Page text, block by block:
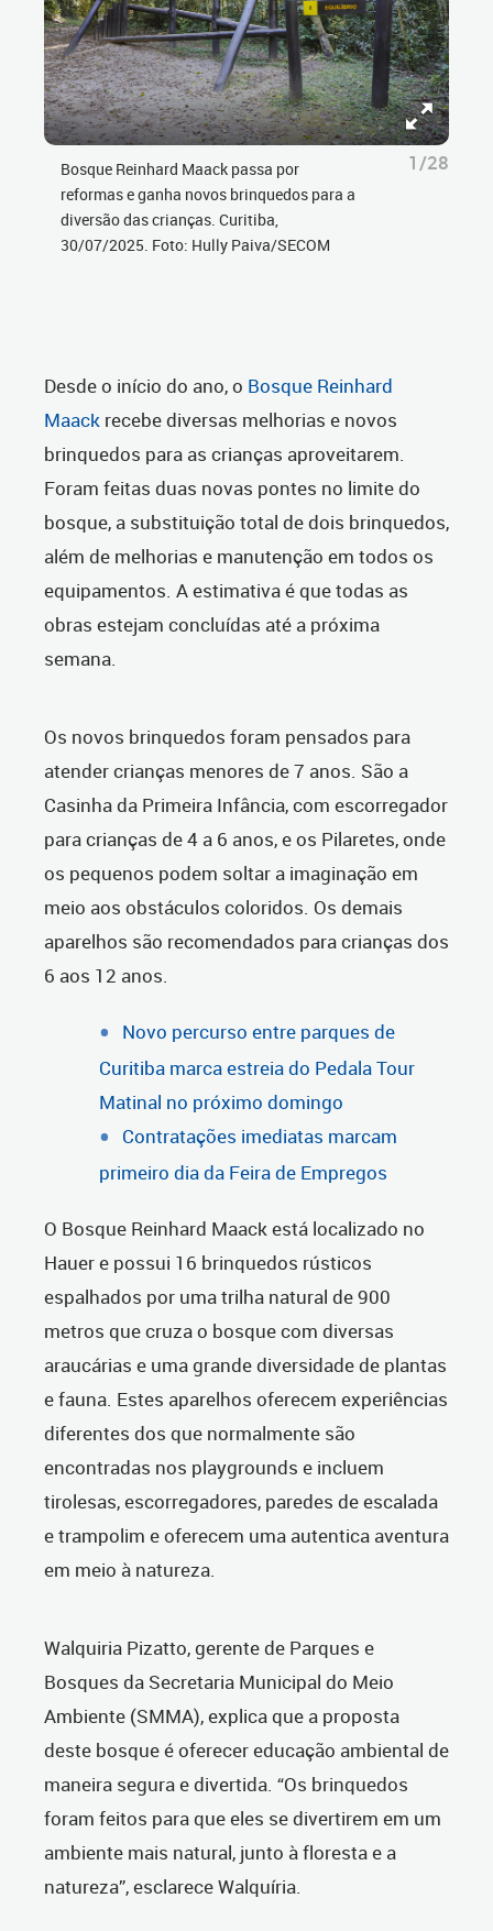
Bosque Reinhard Maack passa por
reformas e ganha novos brinquedos para a
diversão das crianças. Curitiba,
30/07/2025. Foto: Hully Paiva/SECOM
1/28
Desde o início do ano, o Bosque Reinhard
Maack recebe diversas melhorias e novos
brinquedos para as crianças aproveitarem.
Foram feitas duas novas pontes no limite do
bosque, a substituição total de dois brinquedos,
além de melhorias e manutenção em todos os
equipamentos. A estimativa é que todas as
obras estejam concluídas até a próxima
semana.
Os novos brinquedos foram pensados para
atender crianças menores de 7 anos. São a
Casinha da Primeira Infância, com escorregador
para crianças de 4 a 6 anos, e os Pilaretes, onde
os pequenos podem soltar a imaginação em
meio aos obstáculos coloridos. Os demais
aparelhos são recomendados para crianças dos
6 aos 12 anos.
Novo percurso entre parques de
Curitiba marca estreia do Pedala Tour
Matinal no próximo domingo
Contratações imediatas marcam
primeiro dia da Feira de Empregos
O Bosque Reinhard Maack está localizado no
Hauer e possui 16 brinquedos rústicos
espalhados por uma trilha natural de 900
metros que cruza o bosque com diversas
araucárias e uma grande diversidade de plantas
e fauna. Estes aparelhos oferecem experiências
diferentes dos que normalmente são
encontradas nos playgrounds e incluem
tirolesas, escorregadores, paredes de escalada
e trampolim e oferecem uma autentica aventura
em meio à natureza.
Walquiria Pizatto, gerente de Parques e
Bosques da Secretaria Municipal do Meio
Ambiente (SMMA), explica que a proposta
deste bosque é oferecer educação ambiental de
maneira segura e divertida. “Os brinquedos
foram feitos para que eles se divertirem em um
ambiente mais natural, junto à floresta e a
natureza”, esclarece Walquíria.